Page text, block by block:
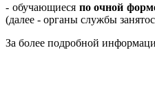
- обучающиеся по очной
(далее - органы службы
За более подробной